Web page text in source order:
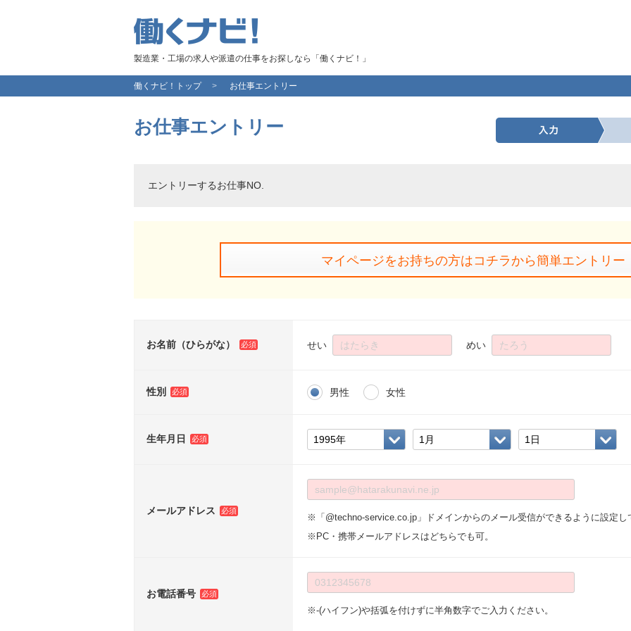
製造業・工場の求人や派遣の仕事をお探しなら「働くナビ！」
働くナビ！トップ お仕事エントリー
お仕事エントリー
エントリーするお仕事NO.
マイページをお持ちの方はコチラから簡単エントリー
お名前（ひらがな） せい めい
性別 男性 女性
生年月日
メールアドレス
※「@techno-service.co.jp」ドメインからのメール受信ができるように設定し
※PC・携帯メールアドレスはどちらでも可。
お電話番号
※-(ハイフン)や括弧を付けずに半角数字でご入力ください。